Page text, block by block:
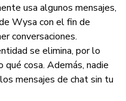
usa algunos mensajes,
Wysa con el fin de
conversaciones.
se elimina, por lo
qué cosa. Además, nadie
mensajes de chat sin tu